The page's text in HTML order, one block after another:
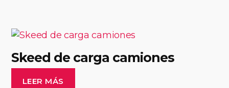
Skeed de carga camiones
LEER MÁS